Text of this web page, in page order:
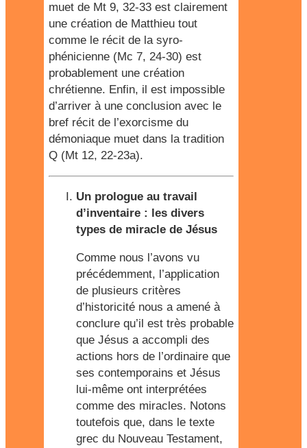
muet de Mt 9, 32-33 est clairement
une création de Matthieu tout
comme le récit de la syro-
phénicienne (Mc 7, 24-30) est
probablement une création
chrétienne. Enfin, il est impossible
d’arriver à une conclusion avec le
bref récit de l’exorcisme du
démoniaque muet dans la tradition
Q (Mt 12, 22-23a).
Un prologue au travail
d’inventaire : les divers
types de miracle de Jésus
Comme nous l’avons vu
précédemment, l’application
de plusieurs critères
d’historicité nous a amené à
conclure qu’il est très probable
que Jésus a accompli des
actions hors de l’ordinaire que
ses contemporains et Jésus
lui-même ont interprétées
comme des miracles. Notons
toutefois que, dans le texte
grec du Nouveau Testament,